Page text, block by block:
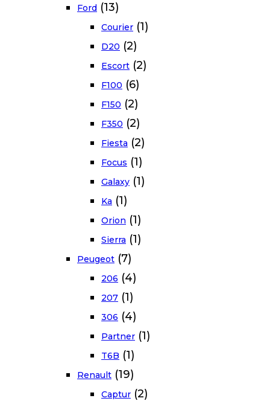
Ford (13)
Courier (1)
D20 (2)
Escort (2)
F100 (6)
F150 (2)
F350 (2)
Fiesta (2)
Focus (1)
Galaxy (1)
Ka (1)
Orion (1)
Sierra (1)
Peugeot (7)
206 (4)
207 (1)
306 (4)
Partner (1)
T6B (1)
Renault (19)
Captur (2)